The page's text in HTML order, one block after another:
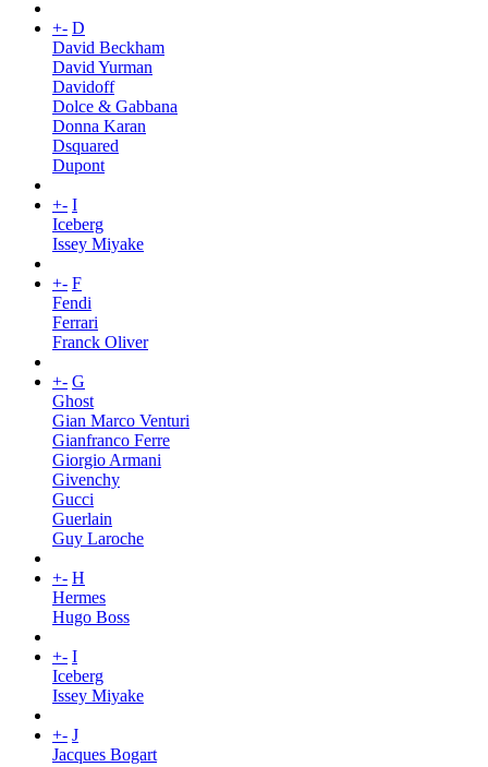
+- D
David Beckham
David Yurman
Davidoff
Dolce & Gabbana
Donna Karan
Dsquared
Dupont
+- I
Iceberg
Issey Miyake
+- F
Fendi
Ferrari
Franck Oliver
+- G
Ghost
Gian Marco Venturi
Gianfranco Ferre
Giorgio Armani
Givenchy
Gucci
Guerlain
Guy Laroche
+- H
Hermes
Hugo Boss
+- I
Iceberg
Issey Miyake
+- J
Jacques Bogart